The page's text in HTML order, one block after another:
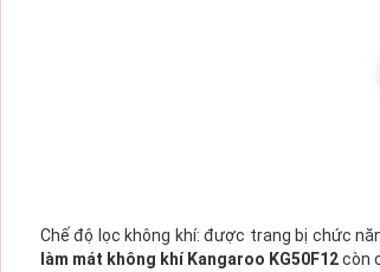
Chế độ lọc không khí: được trang bị chức
làm mát không khí Kangaroo KG50F12còn